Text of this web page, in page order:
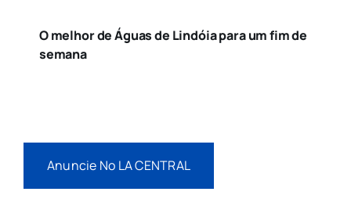
O melhor de Águas de Lindóia para um fim de
semana
Anuncie No LA CENTRAL